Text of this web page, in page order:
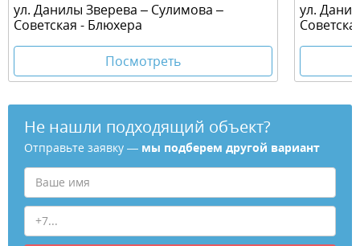
ул. Данилы Зверева – Сулимова –
Советская - Блюхера
Посмотреть
ул.
Не нашли подходящий объект?
Отправьте заявку — мы подберем другой вариант